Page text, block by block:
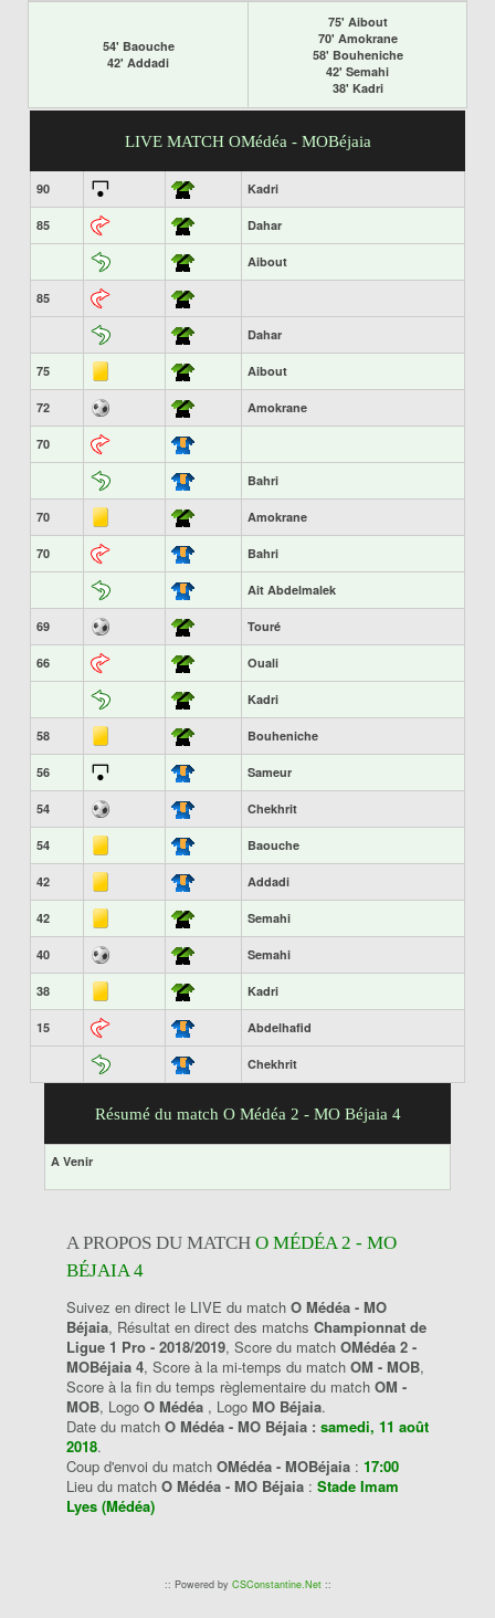
54' Baouche
42' Addadi
75' Aibout
70' Amokrane
58' Bouheniche
42' Semahi
38' Kadri
LIVE MATCH OMédéa - MOBéjaia
90 Kadri
85 Dahar
Aibout
85
Dahar
75 Aibout
72 Amokrane
70
Bahri
70 Amokrane
70 Bahri
Ait Abdelmalek
69 Touré
66 Ouali
Kadri
58 Bouheniche
56 Sameur
54 Chekhrit
54 Baouche
42 Addadi
42 Semahi
40 Semahi
38 Kadri
15 Abdelhafid
Chekhrit
Résumé du match O Médéa 2 - MO Béjaia 4
A Venir
A PROPOS DU MATCH O MÉDÉA 2 - MO
BÉJAIA 4
Suivez en direct le LIVE du match O Médéa - MO
Béjaia, Résultat en direct des matchs Championnat de
Ligue 1 Pro - 2018/2019, Score du match OMédéa 2 -
MOBéjaia 4, Score à la mi-temps du match OM - MOB,
Score à la fin du temps règlementaire du match OM -
MOB, Logo O Médéa , Logo MO Béjaia.
Date du match O Médéa - MO Béjaia : samedi, 11 août
2018.
Coup d'envoi du match OMédéa - MOBéjaia : 17:00
Lieu du match O Médéa - MO Béjaia : Stade Imam
Lyes (Médéa)
:: Powered by CSConstantine.Net::